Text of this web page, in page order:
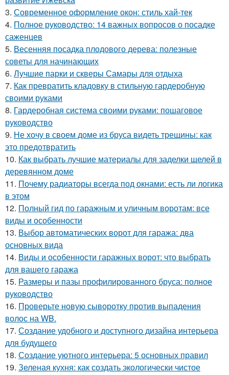
3. Современное оформление окон: стиль хай-тек
4. Полное руководство: 14 важных вопросов о посадке
саженцев
5. Весенняя посадка плодового дерева: полезные
советы для начинающих
6. Лучшие парки и скверы Самары для отдыха
7. Как превратить кладовку в стильную гардеробную
своими руками
8. Гардеробная система своими руками: пошаговое
руководство
9. Не хочу в своем доме из бруса видеть трещины: как
это предотвратить
10. Как выбрать лучшие материалы для заделки щелей в
деревянном доме
11. Почему радиаторы всегда под окнами: есть ли логика
в этом
12. Полный гид по гаражным и уличным воротам: все
виды и особенности
13. Выбор автоматических ворот для гаража: два
основных вида
14. Виды и особенности гаражных ворот: что выбрать
для вашего гаража
15. Размеры и пазы профилированного бруса: полное
руководство
16. Проверьте новую сыворотку против выпадения
волос на WB.
17. Создание удобного и доступного дизайна интерьера
для будущего
18. Создание уютного интерьера: 5 основных правил
19. Зеленая кухня: как создать экологически чистое